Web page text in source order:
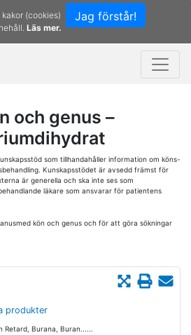
Jag förstår!
(cookies)
Läs mer.
och genus –
som tillhandahåller information om köns-
Kunskapsstödet är avsedd främst för
är generella och ska inte ses som
läkare som ansvarar för patientens
kön och genus och för att göra sökningar
produkter
Retard, Burana, Buran......